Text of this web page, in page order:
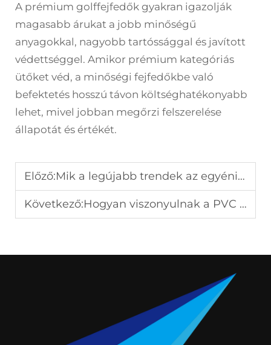
A prémium golffejfedők gyakran igazolják
magasabb árukat a jobb minőségű
anyagokkal, nagyobb tartóssággal és javított
védettséggel. Amikor prémium kategóriás
ütőket véd, a minőségi fejfedőkbe való
befektetés hosszú távon költséghatékonyabb
lehet, mivel jobban megőrzi felszerelése
állapotát és értékét.
Előző:Mik a legújabb trendek az egyéni golfütőtáskacímkék terén?
Következő:Hogyan viszonyulnak a PVC ajándékok más anyagú ajándékokhoz?